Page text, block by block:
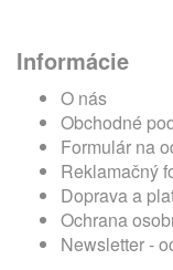
Informácie
O nás
Obchodné
Formulár na
Reklamačný
Doprava a
Ochrana
Newsletter -